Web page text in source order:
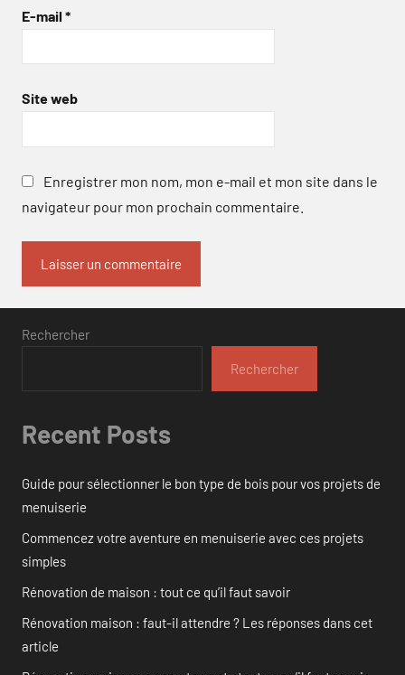
E-mail *
Site web
Enregistrer mon nom, mon e-mail et mon site dans le
navigateur pour mon prochain commentaire.
Rechercher
Rechercher
Recent Posts
Guide pour sélectionner le bon type de bois pour vos projets de
menuiserie
Commencez votre aventure en menuiserie avec ces projets
simples
Rénovation de maison : tout ce qu’il faut savoir
Rénovation maison : faut-il attendre ? Les réponses dans cet
article